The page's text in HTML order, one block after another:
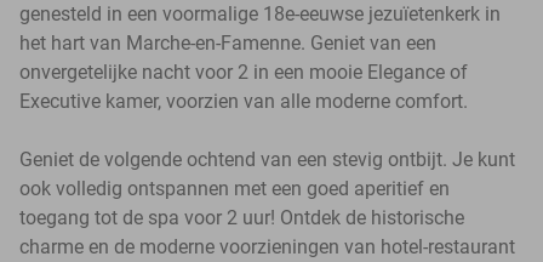
genesteld in een voormalige 18e-eeuwse jezuïetenkerk in
het hart van Marche-en-Famenne. Geniet van een
onvergetelijke nacht voor 2 in een mooie Elegance of
Executive kamer, voorzien van alle moderne comfort.
Geniet de volgende ochtend van een stevig ontbijt. Je kunt
ook volledig ontspannen met een goed aperitief en
toegang tot de spa voor 2 uur! Ontdek de historische
charme en de moderne voorzieningen van hotel-restaurant